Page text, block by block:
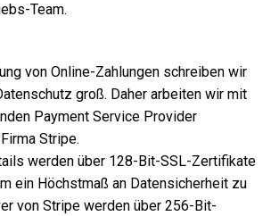
Team.
von Online-Zahlungen schreiben wir
groß. Daher arbeiten wir mit
Payment Service Provider
Stripe.
werden über 128-Bit-SSL-Zertifikate
ein Höchstmaß an Datensicherheit zu
von Stripe werden über 256-Bit-